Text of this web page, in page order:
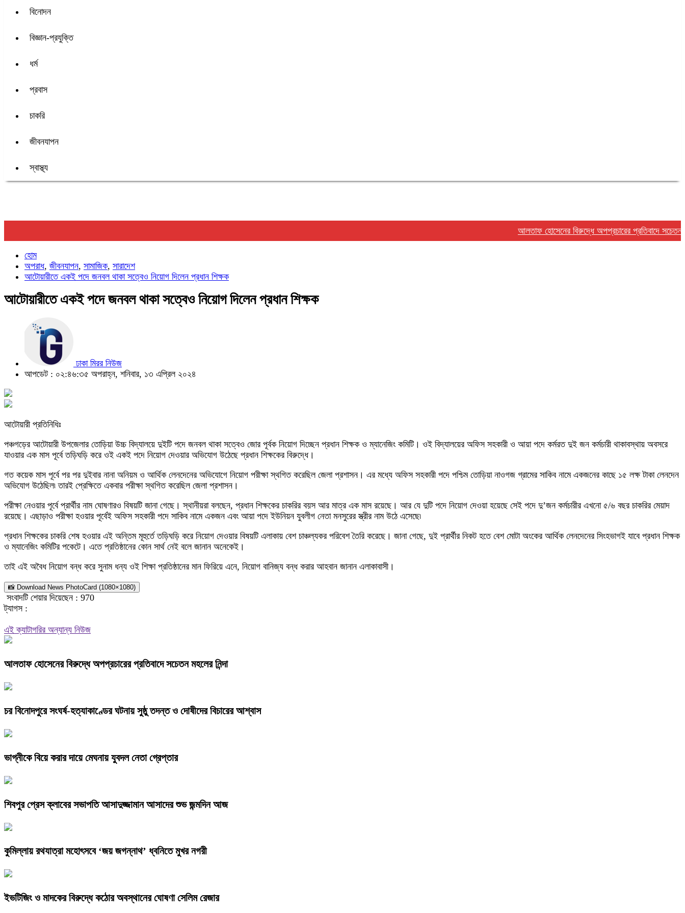
বিনোদন
বিজ্ঞান-প্রযুক্তি
ধর্ম
প্রবাস
চাকরি
জীবনযাপন
স্বাস্থ্য
আলতাফ হোসেনের বিরুদ্ধে অপপ্রচারের প্রতিবাদে সচেতন মহলের
হোম
অপরাধ, জীবনযাপন, সামাজিক, সারাদেশ
আটোয়ারীতে একই পদে জনবল থাকা সত্বেও নিয়োগ দিলেন প্রধান শিক্ষক
আটোয়ারীতে একই পদে জনবল থাকা সত্বেও নিয়োগ দিলেন প্রধান শিক্ষক
ঢাকা মিরর নিউজ
আপডেট : ০২:৪৬:৩৫ অপরাহ্ন, শনিবার, ১৩ এপ্রিল ২০২৪
আটোয়ারী প্রতিনিধিঃ
পঞ্চগড়ের আটোয়ারী উপজেলার তোড়িয়া উচ্চ বিদ্যালয়ে দুইটি পদে জনবল থাকা সত্বেও জোর পূর্বক নিয়োগ দিচ্ছেন প্রধান শিক্ষক ও ম্যানেজিং কমিটি। ওই বিদ্যালয়ের অফিস সহকারী ও আয়া পদে কর্মরত দুই জন কর্মচারী থাকাবস্থায় অবসরে
যাওয়ার এক মাস পূর্বে তড়িঘড়ি করে ওই একই পদে নিয়োগ দেওয়ার অভিযোগ উঠেছে প্রধান শিক্ষকের বিরুদ্ধে।
গত কয়েক মাস পূর্বে পর পর দুইবার নানা অনিয়ম ও আর্থিক লেনদেনের অভিযোগে নিয়োগ পরীক্ষা স্থগিত করেছিল জেলা প্রশাসন। এর মধ্যে অফিস সহকারী পদে পশ্চিম তোড়িয়া নাওগজ গ্রামের সাকিব নামে একজনের কাছে ১৫ লক্ষ টাকা লেনদেন
অভিযোগ উঠেছিল৷ তারই প্রেক্ষিতে একবার পরীক্ষা স্থগিত করেছিল জেলা প্রশাসন।
পরীক্ষা নেওয়ার পূর্বে প্রার্থীর নাম ঘোষণারও বিষয়টি জানা গেছে। স্থানীয়রা বলছেন, প্রধান শিক্ষকের চাকরির বয়স আর মাত্র এক মাস রয়েছে। আর যে দুটি পদে নিয়োগ দেওয়া হয়েছে সেই পদে দু’জন কর্মচারীর এখনো ৫/৬ বছর চাকরির মেয়াদ
রয়েছে। এছাড়াও পরীক্ষা হওয়ার পূর্বেই অফিস সহকারী পদে সাকিব নামে একজন এবং আয়া পদে ইউনিয়ন যুবলীগ নেতা মনসুরের স্ত্রীর নাম উঠে এসেছে৷
প্রধান শিক্ষকের চাকরি শেষ হওয়ার এই অন্তিম মূহুর্তে তড়িঘড়ি করে নিয়োগ দেওয়ার বিষয়টি এলাকায় বেশ চাঞ্চল্যকর পরিবেশ তৈরি করেছে। জানা গেছে, দুই প্রার্থীর নিকট হতে বেশ মোটা অংকের আর্থিক লেনদেনের সিংহভাগই যাবে প্রধান শিক্ষক
ও ম্যানেজিং কমিটির পকেটে। এতে প্রতিষ্ঠানের কোন সার্থ নেই বলে জানান অনেকেই।
তাই এই অবৈধ নিয়োগ বন্ধ করে সুনাম ধন্য ওই শিক্ষা প্রতিষ্ঠানের মান ফিরিয়ে এনে, নিয়োগ বানিজ্য বন্ধ করার আহবান জানান এলাকাবাসী।
📸 Download News PhotoCard (1080×1080)
সংবাদটি শেয়ার দিয়েছেন : 970
ট্যাগস :
এই ক্যাটাগরির অন্যান্য নিউজ
আলতাফ হোসেনের বিরুদ্ধে অপপ্রচারের প্রতিবাদে সচেতন মহলের নিন্দা
চর বিনোদপুরে সংঘর্ষ-হত্যাকাণ্ডের ঘটনায় সুষ্ঠু তদন্ত ও দোষীদের বিচারের আশ্বাস
ভাগ্নীকে বিয়ে করার দায়ে মেঘনায় যুবদল নেতা গ্রেপ্তার
শিবপুর প্রেস ক্লাবের সভাপতি আসাদুজ্জামান আসাদের শুভ জন্মদিন আজ
কুমিল্লায় রথযাত্রা মহোৎসবে ‘জয় জগন্নাথ’ ধ্বনিতে মুখর নগরী
ইভটিজিং ও মাদকের বিরুদ্ধে কঠোর অবস্থানের ঘোষণা সেলিম রেজার